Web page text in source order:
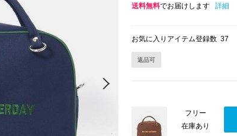
送料無料でお届けします 詳細
お気に入りアイテム登録数 37
返品可
フリー
在庫あり